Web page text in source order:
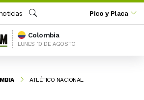
Buscar
Pico y Placa
Colombia
LUNES 10 DE AGOSTO
ATLÉTICO NACIONAL